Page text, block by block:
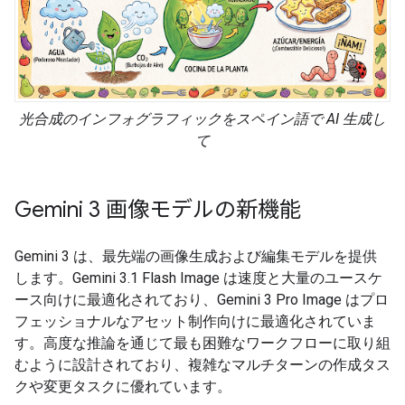
光合成のインフォグラフィックをスペイン語で AI 生成し
て
Gemini 3 画像モデルの新機能
Gemini 3 は、最先端の画像生成および編集モデルを提供
します。Gemini 3.1 Flash Image は速度と大量のユースケ
ース向けに最適化されており、Gemini 3 Pro Image はプロ
フェッショナルなアセット制作向けに最適化されていま
す。高度な推論を通じて最も困難なワークフローに取り組
むように設計されており、複雑なマルチターンの作成タス
クや変更タスクに優れています。